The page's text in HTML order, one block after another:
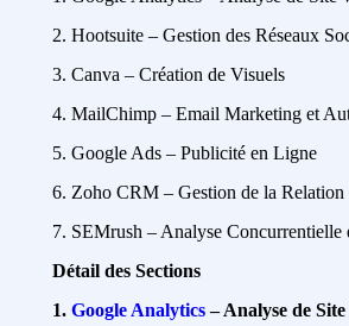
2. Hootsuite – Gestion des Réseaux
3. Canva – Création de Visuels
4. MailChimp – Email Marketing et
5. Google Ads – Publicité en Ligne
6. Zoho CRM – Gestion de la
7. SEMrush – Analyse Concurrentielle
Détail des Sections
1. Google Analytics– Analyse de